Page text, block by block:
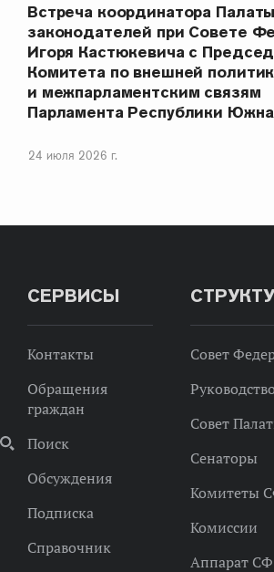
Встреча координатора
законодателей при Совете
Игоря Кастюкевича с
Комитета по внешней
и межпарламентским связям
Парламента Республики
24 июля 2026 г.
СЕРВИСЫ
Контакты
Обращения
граждан
Поиск
Обсуждения
Подписка
Справочник
Совет
Руководство
Совет
Сенаторы
Комитеты
Комиссии
Аппарат СФ